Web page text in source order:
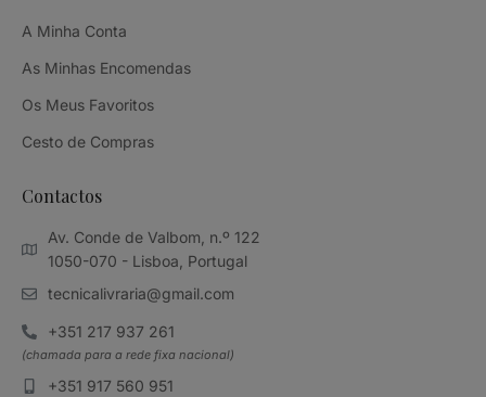
A Minha Conta
As Minhas Encomendas
Os Meus Favoritos
Cesto de Compras
Contactos
Av. Conde de Valbom, n.º 122
1050-070 - Lisboa, Portugal
tecnicalivraria@gmail.com
+351 217 937 261
(chamada para a rede fixa nacional)
+351 917 560 951